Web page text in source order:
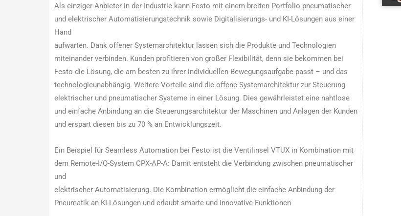
Als einziger Anbieter in der Industrie kann Festo mit einem breiten Portfolio pneumatischer
und elektrischer Automatisierungstechnik sowie Digitalisierungs- und KI-Lösungen aus einer
Hand
aufwarten. Dank offener Systemarchitektur lassen sich die Produkte und Technologien
miteinander verbinden. Kunden profitieren von großer Flexibilität, denn sie bekommen bei
Festo die Lösung, die am besten zu ihrer individuellen Bewegungsaufgabe passt – und das
technologieunabhängig. Weitere Vorteile sind die offene Systemarchitektur zur Steuerung
elektrischer und pneumatischer Systeme in einer Lösung. Dies gewährleistet eine nahtlose
und einfache Anbindung an die Steuerungsarchitektur der Maschinen und Anlagen der Kunden
und erspart diesen bis zu 70 % an Entwicklungszeit.
Ein Beispiel für Seamless Automation bei Festo ist die Ventilinsel VTUX in Kombination mit
dem Remote-I/O-System CPX-AP-A: Damit entsteht die Verbindung zwischen pneumatischer
und
elektrischer Automatisierung. Die Kombination ermöglicht die einfache Anbindung der
Pneumatik an KI-Lösungen und erlaubt smarte und innovative Funktionen